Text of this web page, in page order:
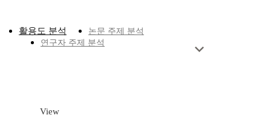
활용도 분석
논문 주제 분석
연구자 주제 분석
View